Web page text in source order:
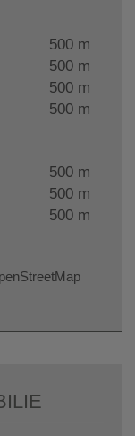
500 m
500 m
500 m
500 m
500 m
500 m
500 m